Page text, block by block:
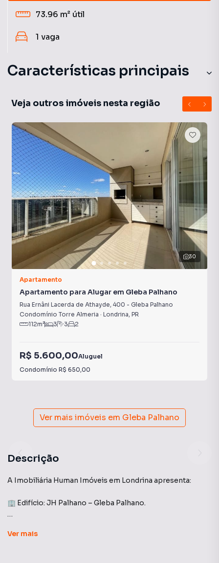
73.96 m² útil
1 vaga
Características principais
Armário Cozinha
Armário Suíte
Portaria 24h
Armário Banheiro
Veja outros imóveis nesta região
30
Apartamento
Apartamento para Alugar em Gleba Palhano
Rua Ernâni Lacerda de Athayde, 400 - Gleba Palhano
Condomínio Torre Almeria · Londrina, PR
112m² 3 3 2
R$ 5.600,00Aluguel
Condomínio R$ 650,00
Ver mais imóveis em Gleba Palhano
Descrição
A Imobiliária Human Imóveis em Londrina apresenta:
🏢 Edifício: JH Palhano – Gleba Palhano.
área privativa, ideal para quem busca praticidade, conforto
Ver mais